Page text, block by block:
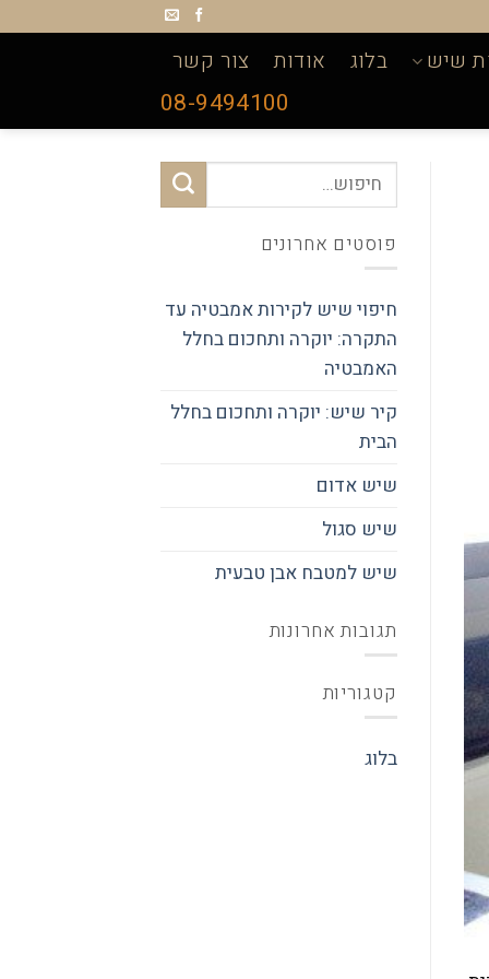
שיש בלוג אודות צור קשר
08-9494100
פוסטים אחרונים
חיפוי שיש לקירות אמבטיה עד
התקרה: יוקרה ותחכום בחלל
האמבטיה
קיר שיש: יוקרה ותחכום בחלל
הבית
שיש אדום
שיש סגול
שיש למטבח אבן טבעית
תגובות אחרונות
קטגוריות
בלוג